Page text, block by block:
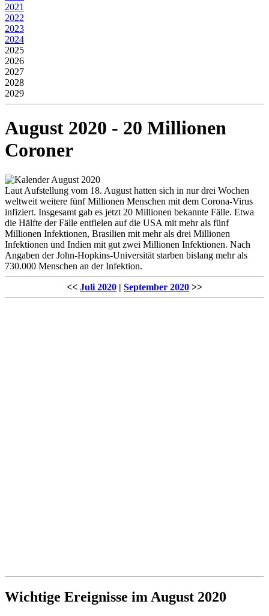
2021
2022
2023
2024
2025
2026
2027
2028
2029
August 2020 - 20 Millionen
Coroner
Laut Aufstellung vom 18. August hatten sich in nur drei Wochen
weltweit weitere fünf Millionen Menschen mit dem Corona-Virus
infiziert. Insgesamt gab es jetzt 20 Millionen bekannte Fälle. Etwa
die Hälfte der Fälle entfielen auf die USA mit mehr als fünf
Millionen Infektionen, Brasilien mit mehr als drei Millionen
Infektionen und Indien mit gut zwei Millionen Infektionen. Nach
Angaben der John-Hopkins-Universität starben bislang mehr als
730.000 Menschen an der Infektion.
<< Juli 2020 | September 2020 >>
Wichtige Ereignisse im August 2020